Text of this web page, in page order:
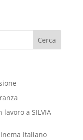
Cerca
lavoro a SILVIA
Italiano